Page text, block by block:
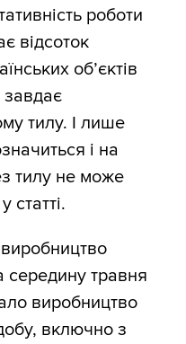
роботи
відсоток
об’єктів
тилу. І лише
і на
тилу не може
статті.
середину травня
виробництво
включно з